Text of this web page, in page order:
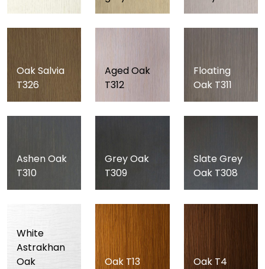
Oak Salvia
T326
Aged Oak
T312
Floating
Oak T311
Ashen Oak
T310
Grey Oak
T309
Slate Grey
Oak T308
White
Astrakhan
Oak
Oak T13 Oak T4